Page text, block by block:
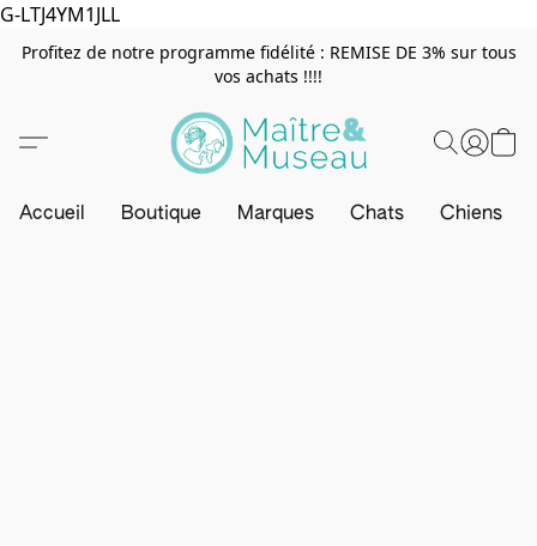
G-LTJ4YM1JLL
Profitez de notre programme fidélité : REMISE DE 3% sur tous
vos achats !!!!
Accueil Boutique Marques Chats Chiens